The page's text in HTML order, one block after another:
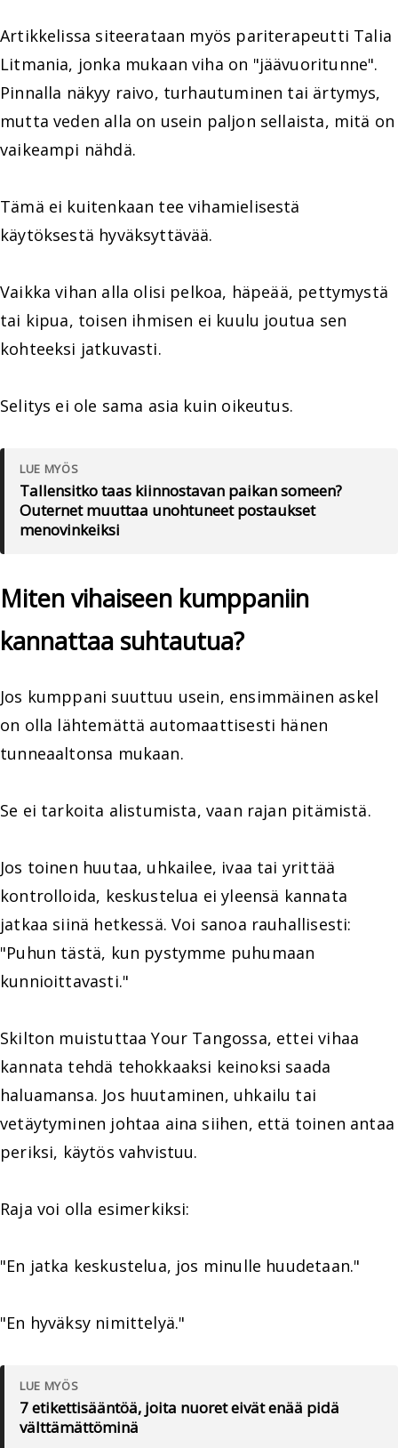
Artikkelissa siteerataan myös pariterapeutti Talia
Litmania, jonka mukaan viha on "jäävuoritunne".
Pinnalla näkyy raivo, turhautuminen tai ärtymys,
mutta veden alla on usein paljon sellaista, mitä on
vaikeampi nähdä.
Tämä ei kuitenkaan tee vihamielisestä
käytöksestä hyväksyttävää.
Vaikka vihan alla olisi pelkoa, häpeää, pettymystä
tai kipua, toisen ihmisen ei kuulu joutua sen
kohteeksi jatkuvasti.
Selitys ei ole sama asia kuin oikeutus.
LUE MYÖS
Tallensitko taas kiinnostavan paikan someen?
Outernet muuttaa unohtuneet postaukset
menovinkeiksi
Miten vihaiseen kumppaniin
kannattaa suhtautua?
Jos kumppani suuttuu usein, ensimmäinen askel
on olla lähtemättä automaattisesti hänen
tunneaaltonsa mukaan.
Se ei tarkoita alistumista, vaan rajan pitämistä.
Jos toinen huutaa, uhkailee, ivaa tai yrittää
kontrolloida, keskustelua ei yleensä kannata
jatkaa siinä hetkessä. Voi sanoa rauhallisesti:
"Puhun tästä, kun pystymme puhumaan
kunnioittavasti."
Skilton muistuttaa Your Tangossa, ettei vihaa
kannata tehdä tehokkaaksi keinoksi saada
haluamansa. Jos huutaminen, uhkailu tai
vetäytyminen johtaa aina siihen, että toinen antaa
periksi, käytös vahvistuu.
Raja voi olla esimerkiksi:
"En jatka keskustelua, jos minulle huudetaan."
"En hyväksy nimittelyä."
LUE MYÖS
7 etikettisääntöä, joita nuoret eivät enää pidä
välttämättöminä